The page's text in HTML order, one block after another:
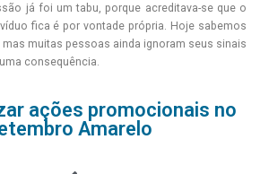
já foi um tabu, porque acreditava-se que o
fica é por vontade própria. Hoje sabemos
muitas pessoas ainda ignoram seus sinais
consequência.
ações promocionais no
Amarelo